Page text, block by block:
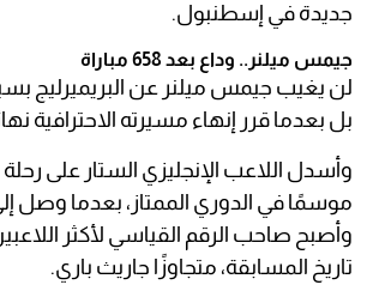
جديدة في إسطنبول.
جيمس ميلنر.. وداع بعد 658 مباراة
لن يغيب جيمس ميلنر عن البريميرليج
بل بعدما قرر إنهاء مسيرته الاحترافية
وأصبح صاحب الرقم القياسي لأكثر
تاريخ المسابقة، متجاوزًا جاريث باري.